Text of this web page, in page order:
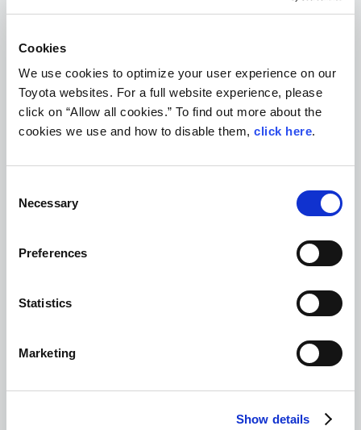
Cookies
We use cookies to optimize your user experience on our
Toyota websites. For a full website experience, please
click on “Allow all cookies.” To find out more about the
cookies we use and how to disable them, click here.
Selection
Necessary
Preferences
Statistics
Marketing
Show details
각 출구에서 카운터까지의 사
진 경로 안내 (PDF)
도착 출구 1・2・3에 도착하신 고객님께서는 출구에서 나와 왼쪽으
로 가십시오.
(하네다공항(국내선) 점까지 소요시간 약 25분, 하네다공항(국제선)